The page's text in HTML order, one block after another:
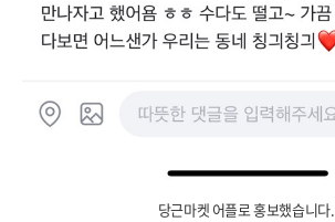
당근마켓 어플로 홍보했습니다.